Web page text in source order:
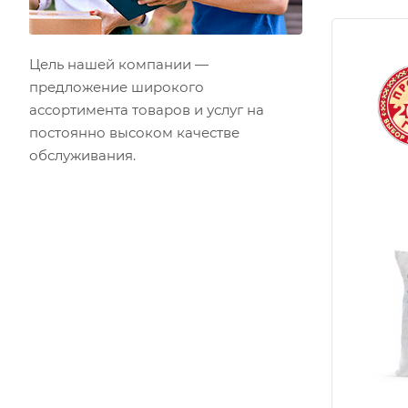
Цель нашей компании —
предложение широкого
ассортимента товаров и услуг на
постоянно высоком качестве
обслуживания.